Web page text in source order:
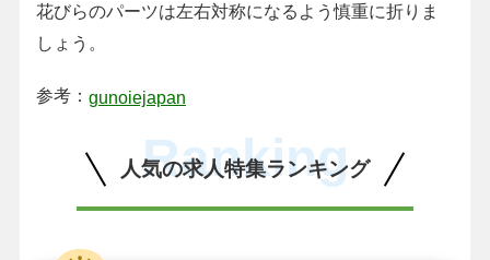
花びらのパーツは左右対称になるよう慎重に折りま
しょう。
参考： gunoiejapan
人気の求人特集ランキング
Ranking